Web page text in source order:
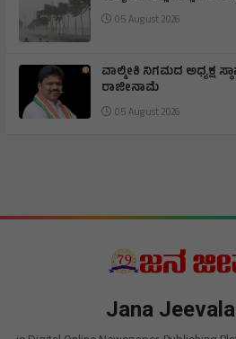
05 August 2026
ವಾಲ್ಮೀಕಿ ನಿಗಮದ ಅಧ್ಯಕ್ಷ
ರಾಜೀನಾಮೆ
05 August 2026
Jana